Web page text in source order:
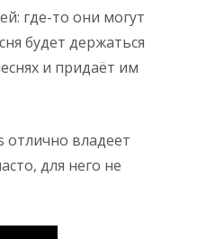
где-то они могут
будет держаться
и придаёт им
отлично владеет
для него не